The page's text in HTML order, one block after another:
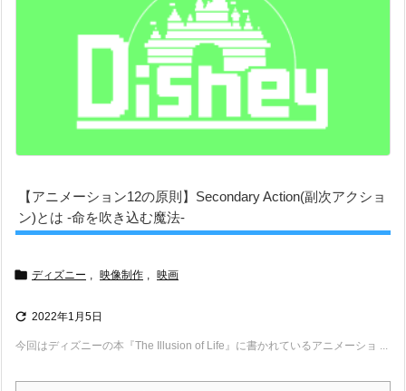
【アニメーション12の原則】Secondary Action(副次アクショ
ン)とは -命を吹き込む魔法-
 ディズニー , 映像制作 , 映画
 2022年1月5日
今回はディズニーの本『The Illusion of Life』に書かれているアニメーショ ...